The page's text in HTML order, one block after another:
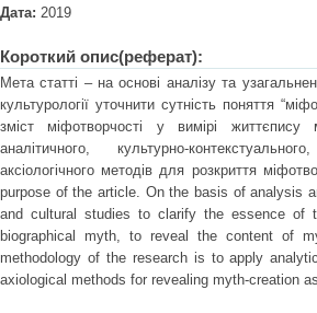
Дата: 2019
Короткий опис(реферат):
Мета статті – на основі аналізу та
культурології уточнити сутність поняття
зміст міфотворчості у вимірі
аналітичного, культурно-
аксіологічного методів для розкриття
purpose of the article. On the basis of analysis
and cultural studies to clarify the essence of
biographical myth, to reveal the content of
methodology of the research is to apply
axiological methods for revealing myth-creation